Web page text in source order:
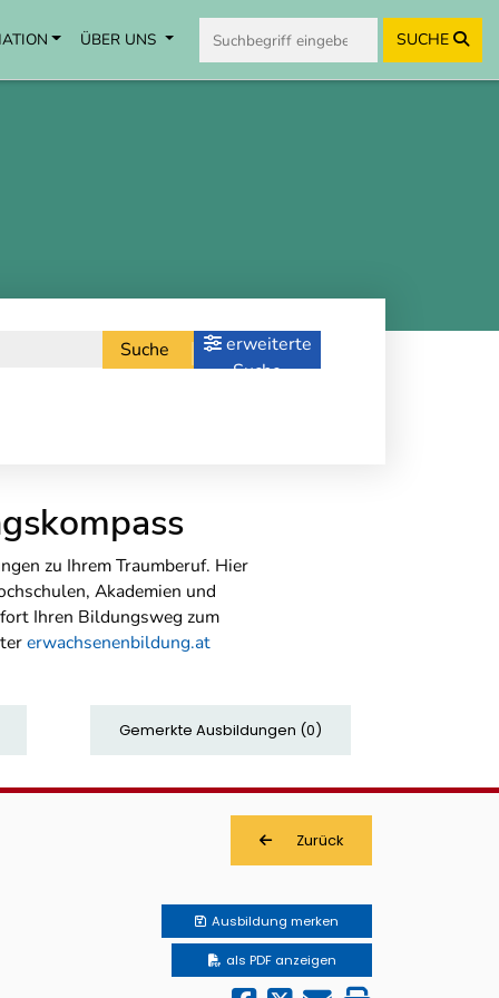
ÜBER UNS SUCHE
Suche
erweiterte
Suche
zu Ihrem Traumberuf. Hier
Akademien und
Ihren Bildungsweg zum
erwachsenenbildung.at
Gemerkte Ausbildungen (0)
Zurück
Ausbildung merken
als PDF anzeigen